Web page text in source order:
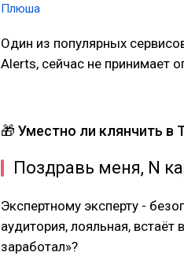
Плюша
Один из популярных
Alerts, сейчас не принимает
🎁 Уместно ли клянчить в
Поздравь меня, N
Экспертному эксперту -
аудитория, лояльная,
заработал»?